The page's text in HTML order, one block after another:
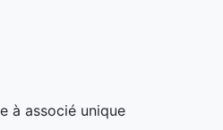
à associé unique